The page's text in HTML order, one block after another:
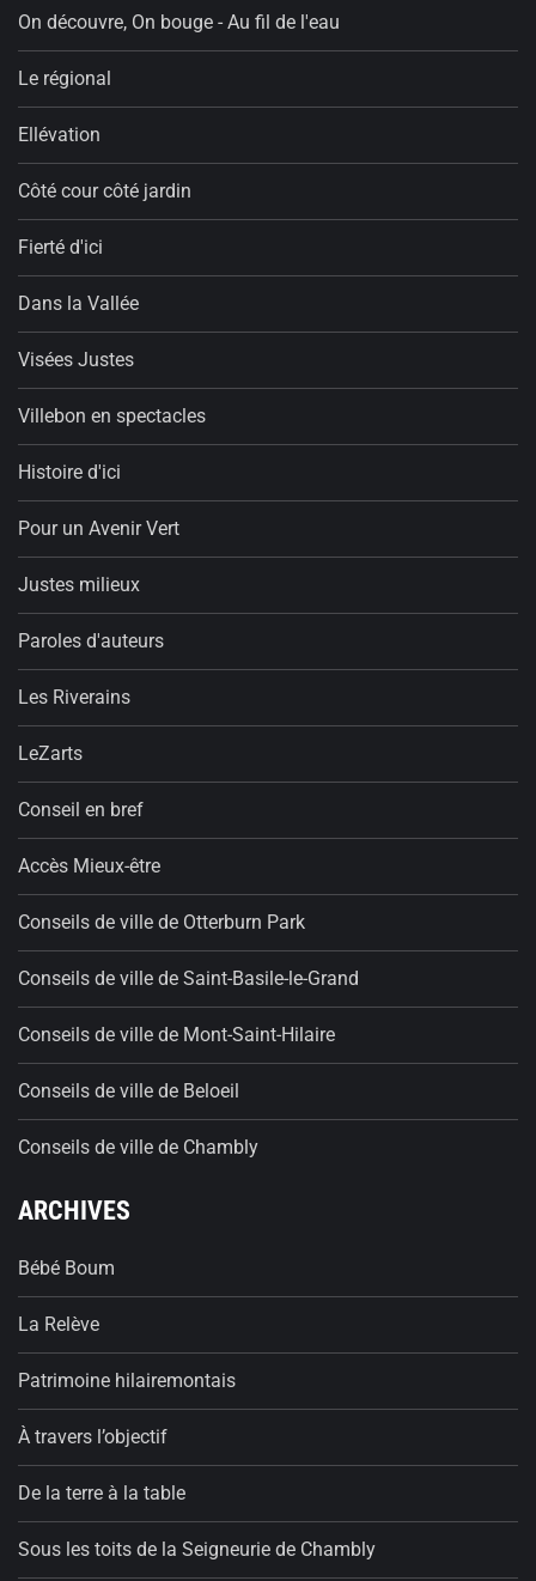
On découvre, On bouge - Au fil de l'eau
Le régional
Ellévation
Côté cour côté jardin
Fierté d'ici
Dans la Vallée
Visées Justes
Villebon en spectacles
Histoire d'ici
Pour un Avenir Vert
Justes milieux
Paroles d'auteurs
Les Riverains
LeZarts
Conseil en bref
Accès Mieux-être
Conseils de ville de Otterburn Park
Conseils de ville de Saint-Basile-le-Grand
Conseils de ville de Mont-Saint-Hilaire
Conseils de ville de Beloeil
Conseils de ville de Chambly
ARCHIVES
Bébé Boum
La Relève
Patrimoine hilairemontais
À travers l’objectif
De la terre à la table
Sous les toits de la Seigneurie de Chambly